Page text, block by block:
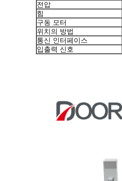
전압
힘
구동 모터
위치의 방법
통신 인터페이스
입출력 신호